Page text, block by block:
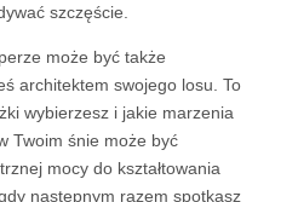
szczęście.
może być także
architektem swojego losu. To
wybierzesz i jakie marzenia
Twoim śnie może być
mocy do kształtowania
następnym razem spotkasz